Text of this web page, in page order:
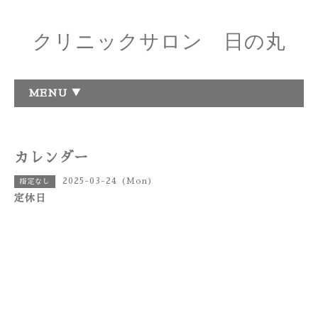
クリニックサロン 日の丸
MENU ▼
カレンダー
指定なし 2025-03-24 (Mon)
定休日